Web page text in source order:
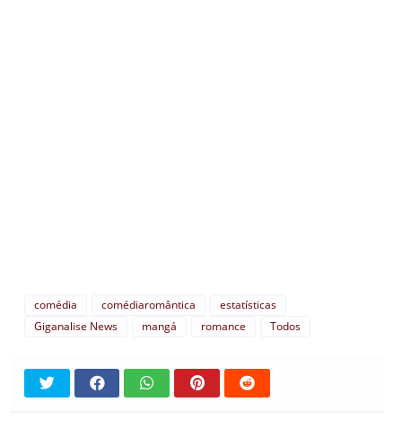
comédia comédiaromântica
estatísticas
Giganalise News
mangá romance Todos